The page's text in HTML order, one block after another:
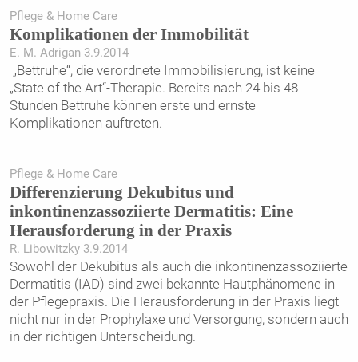
Pflege & Home Care
Komplikationen der ­Immobilität
E. M. Adrigan 3.9.2014
„Bettruhe“, die verordnete Immobilisierung, ist keine
„State of the Art“-Therapie. Bereits nach 24 bis 48
Stunden Bettruhe können erste und ernste
Komplikationen auftreten.
Pflege & Home Care
Differenzierung Dekubitus und
inkontinenzassoziierte Dermatitis: Eine
Herausforderung in der Praxis
R. Libowitzky 3.9.2014
Sowohl der Dekubitus als auch die inkontinenzassoziierte
Dermatitis (IAD) sind zwei bekannte Hautphänomene in
der Pflegepraxis. Die Herausforderung in der Praxis liegt
nicht nur in der Prophylaxe und Versorgung, sondern auch
in der richtigen Unterscheidung.